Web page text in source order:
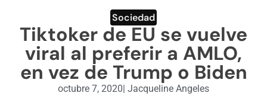
ENGLISH SECTION
VIDEOS
Sociedad
Tiktoker de EU se vuelve
viral al preferir a AMLO,
en vez de Trump o Biden
octubre 7, 2020| Jacqueline Angeles